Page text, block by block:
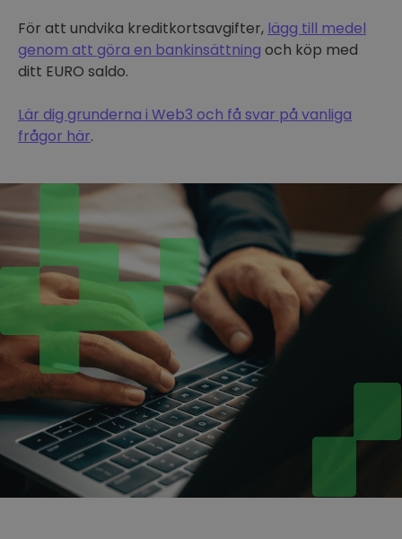
För att undvika kreditkortsavgifter, lägg till medel
genom att göra en bankinsättning och köp med
ditt EURO saldo.
Lär dig grunderna i Web3 och få svar på vanliga
frågor här.